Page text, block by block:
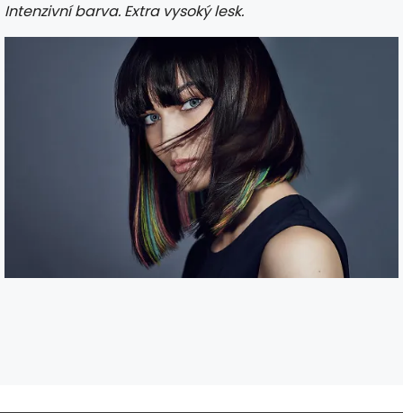
Intenzivní barva. Extra vysoký lesk.